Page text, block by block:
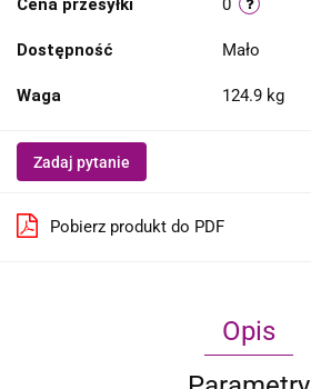
Cena przesyłki 0
Dostępność Mało
Waga 124.9 kg
Zadaj pytanie
Pobierz produkt do PDF
Opis